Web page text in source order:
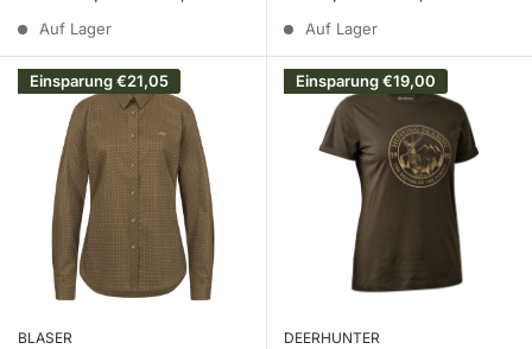
Auf Lager Auf Lager
Einsparung€21,05
BLASER
Einsparung€19,00
DEERHUNTER